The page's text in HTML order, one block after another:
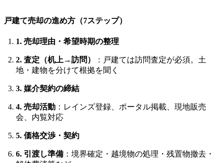
戸建て売却の進め方（7ステップ）
1. 売却理由・希望時期の整理
2. 査定（机上→訪問）
：戸建ては訪問査定が必須。土
地・建物を分けて根拠を聞く
3. 媒介契約の締結
4. 売却活動 ：レインズ登録、ポータル掲載、現地販売
会、内覧対応
5. 価格交渉・契約
6. 引渡し準備 ：境界確定・越境物の処理・残置物撤去・